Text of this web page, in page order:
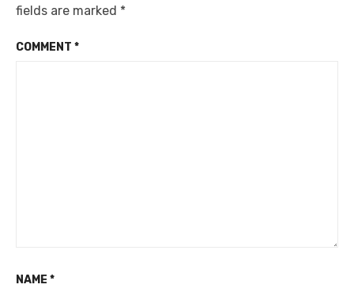
fields are marked *
COMMENT *
NAME *